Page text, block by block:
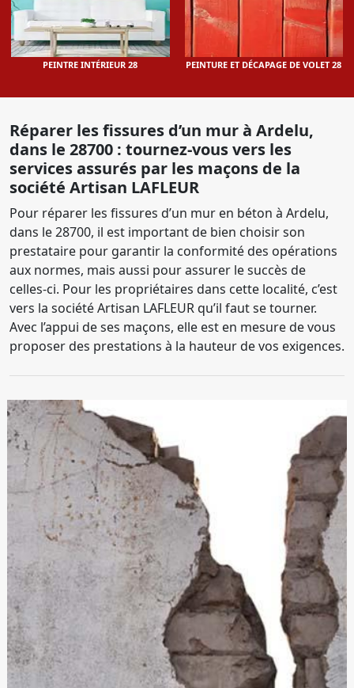
PEINTRE INTÉRIEUR 28 PEINTURE ET DÉCAPAGE DE VOLET 28
Réparer les fissures d’un mur à Ardelu,
dans le 28700 : tournez-vous vers les
services assurés par les maçons de la
société Artisan LAFLEUR
Pour réparer les fissures d’un mur en béton à Ardelu,
dans le 28700, il est important de bien choisir son
prestataire pour garantir la conformité des opérations
aux normes, mais aussi pour assurer le succès de
celles-ci. Pour les propriétaires dans cette localité, c’est
vers la société Artisan LAFLEUR qu’il faut se tourner.
Avec l’appui de ses maçons, elle est en mesure de vous
proposer des prestations à la hauteur de vos exigences.